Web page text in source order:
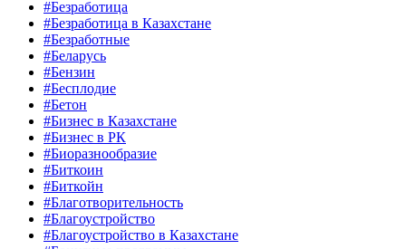
#Безработица
#Безработица в Казахстане
#Безработные
#Беларусь
#Бензин
#Бесплодие
#Бетон
#Бизнес в Казахстане
#Бизнес в РК
#Биоразнообразие
#Биткоин
#Биткойн
#Благотворительность
#Благоустройство
#Благоустройство в Казахстане